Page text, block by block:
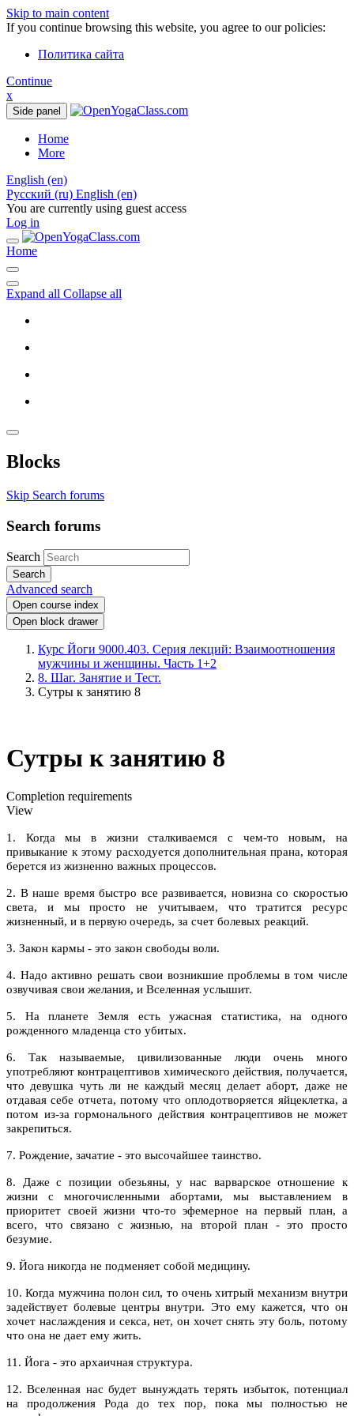
Skip to main content
If you continue browsing this website, you agree to our policies:
Политика сайта
Continue
x
Side panel
Home
More
English ‎(en)‎
Русский ‎(ru)‎ English ‎(en)‎
You are currently using guest access
Log in
Home
Expand all Collapse all
Blocks
Skip Search forums
Search forums
Search
Search
Advanced search
Open course index
Open block drawer
Курс Йоги 9000.403. Серия лекций: Взаимоотношения
мужчины и женщины. Часть 1+2
8. Шаг. Занятие и Тест.
Сутры к занятию 8
Сутры к занятию 8
Completion requirements
View
1. Когда мы в жизни сталкиваемся с чем-то новым, на
привыкание к этому расходуется дополнительная прана, которая
берется из жизненно важных процессов.
2. В наше время быстро все развивается, новизна со скоростью
света, и мы просто не учитываем, что тратится ресурс
жизненный, и в первую очередь, за счет болевых реакций.
3. Закон кармы - это закон свободы воли.
4. Надо активно решать свои возникшие проблемы в том числе
озвучивая свои желания, и Вселенная услышит.
5. На планете Земля есть ужасная статистика, на одного
рожденного младенца сто убитых.
6. Так называемые, цивилизованные люди очень много
употребляют контрацептивов химического действия, получается,
что девушка чуть ли не каждый месяц делает аборт, даже не
отдавая себе отчета, потому что оплодотворяется яйцеклетка, а
потом из-за гормонального действия контрацептивов не может
закрепиться.
7. Рождение, зачатие - это высочайшее таинство.
8. Даже с позиции обезьяны, у нас варварское отношение к
жизни с многочисленными абортами, мы выставлением в
приоритет своей жизни что-то эфемерное на первый план, а
всего, что связано с жизнью, на второй план - это просто
безумие.
9. Йога никогда не подменяет собой медицину.
10. Когда мужчина полон сил, то очень хитрый механизм внутри
задействует болевые центры внутри. Это ему кажется, что он
хочет наслаждения и секса, нет, он хочет снять эту боль, потому
что она не дает ему жить.
11. Йога - это архаичная структура.
12. Вселенная нас будет вынуждать терять избыток, потенциал
на продолжения Рода до тех пор, пока мы полностью не